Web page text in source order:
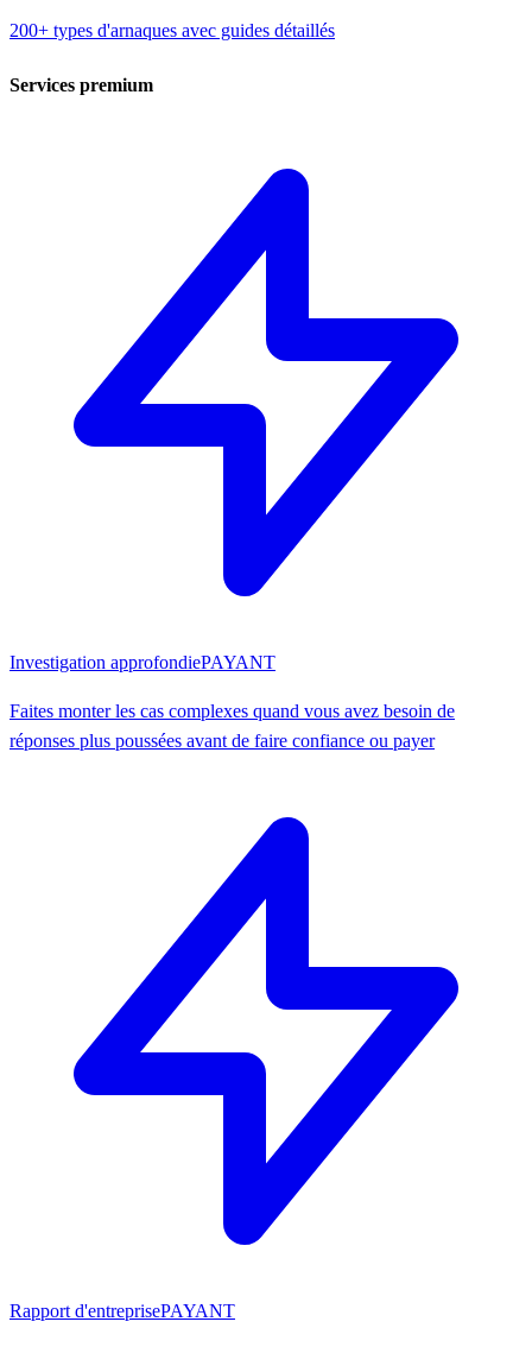
200+ types d'arnaques avec guides détaillés
Services premium
Investigation approfondiePAYANT
Faites monter les cas complexes quand vous avez besoin de
réponses plus poussées avant de faire confiance ou payer
Rapport d'entreprisePAYANT